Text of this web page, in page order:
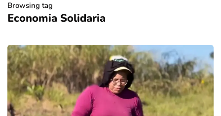
Browsing tag
Economia Solidaria